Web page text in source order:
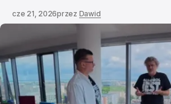
cze 21, 2026przez Dawid